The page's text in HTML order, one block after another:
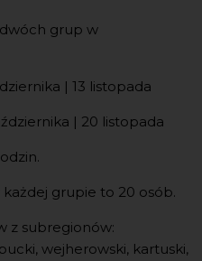
grup w
| 13 listopada
| 20 listopada
grupie to 20 osób.
z subregionów:
wejherowski, kartuski,